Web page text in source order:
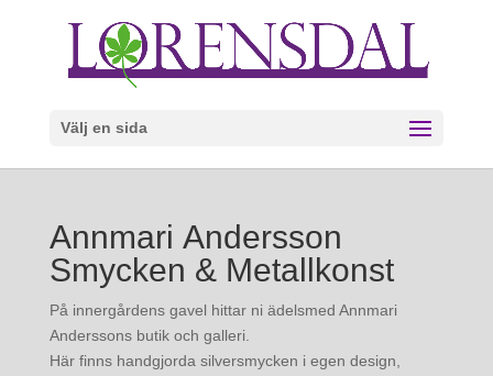
Välj en sida
Annmari Andersson
Smycken & Metallkonst
På innergårdens gavel hittar ni ädelsmed Annmari
Anderssons butik och galleri.
Här finns handgjorda silversmycken i egen design,